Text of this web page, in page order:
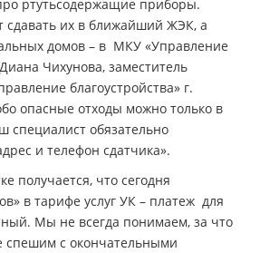
ртутьсодержащие приборы.
их в ближайший ЖЭК, а
домов – в МКУ «Управление
Чихунова, заместитель
благоустройства» г.
опасные отходы можно только в
специалист обязательно
и телефон сдатчика».
получается, что сегодня
в тарифе услуг УК – платеж для
Мы не всегда понимаем, за что
спешим с окончательными